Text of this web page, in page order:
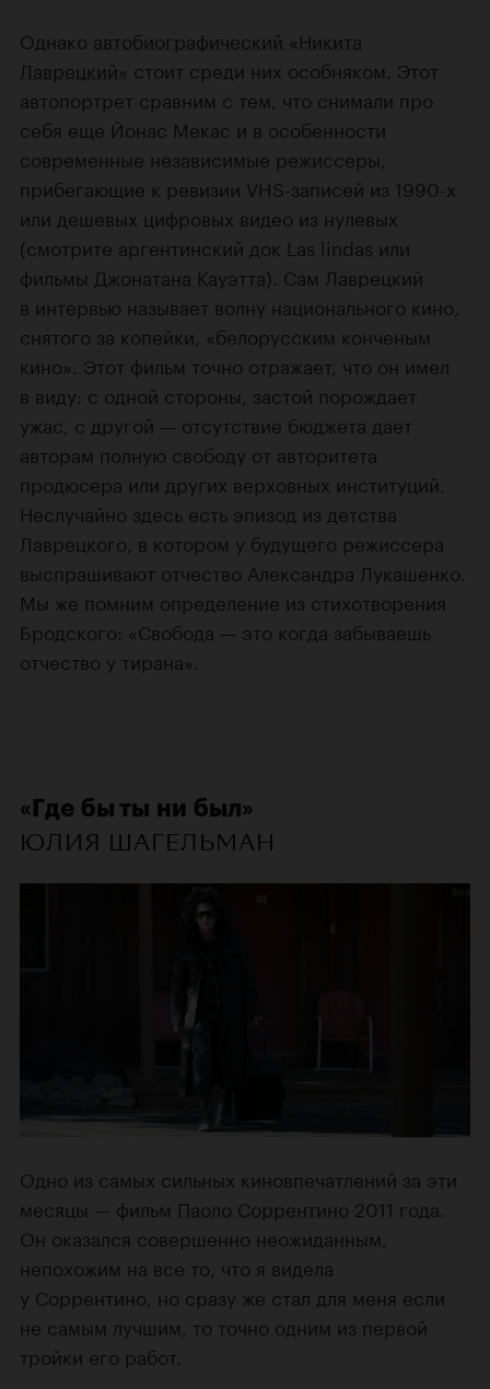
Однако автобиографический «Никита
Лаврецкий» стоит среди них особняком. Этот
автопортрет сравним с тем, что снимали про
себя еще Йонас Мекас и в особенности
современные независимые режиссеры,
прибегающие к ревизии VHS-записей из 1990-х
или дешевых цифровых видео из нулевых
(смотрите аргентинский док Las lindas или
фильмы Джонатана Кауэтта). Сам Лаврецкий
в интервью называет волну национального кино,
снятого за копейки, «белорусским конченым
кино». Этот фильм точно отражает, что он имел
в виду: с одной стороны, застой порождает
ужас, с другой — отсутствие бюджета дает
авторам полную свободу от авторитета
продюсера или других верховных институций.
Неслучайно здесь есть эпизод из детства
Лаврецкого, в котором у будущего режиссера
выспрашивают отчество Александра Лукашенко.
Мы же помним определение из стихотворения
Бродского: «Свобода — это когда забываешь
отчество у тирана».
«Где бы ты ни был»
ЮЛИЯ ШАГЕЛЬМАН
Одно из самых сильных киновпечатлений за эти
месяцы — фильм Паоло Соррентино 2011 года.
Он оказался совершенно неожиданным,
непохожим на все то, что я видела
у Соррентино, но сразу же стал для меня если
не самым лучшим, то точно одним из первой
тройки его работ.